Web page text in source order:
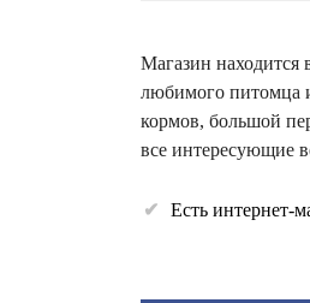
Магазин находится
любимого питомца
кормов, большой
все интересующие
Есть интернет-